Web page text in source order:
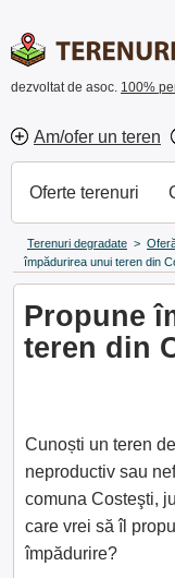
dezvoltat de asoc. 100%
Am/ofer un teren
Oferte terenuri
Terenuri degradate >
împădurirea unui teren din
Propune
teren din
Cunoști un teren
neproductiv sau
comuna Costeşti,
care vrei să îl
împădurire?